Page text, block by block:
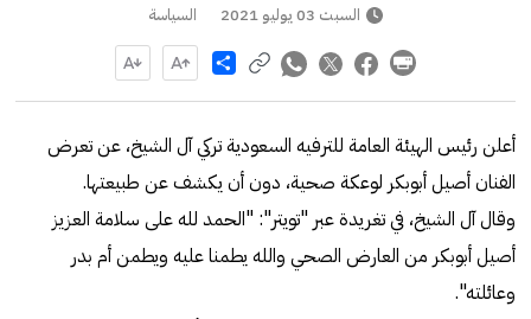
السبت 03 يوليو 2021 السياسة
Share
أعلن رئيس الهيئة العامة للترفيه السعودية تركي آل الشيخ، عن تعرض
الفنان أصيل أبوبكر لوعكة صحية، دون أن يكشف عن طبيعتها.
وقال آل الشيخ، في تغريدة عبر "تويتر": "الحمد لله على سلامة العزيز
أصيل أبوبكر من العارض الصحي والله يطمنا عليه ويطمن أم بدر
وعائلته".